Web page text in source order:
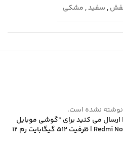
,سفید,مشکی
نشده است.
ارسال می کنید برای “گوشی موبایل
شیائومی مدل Redmi Note 13 Pro Plus 5G | ظرفیت 512 گیگابایت رم 12